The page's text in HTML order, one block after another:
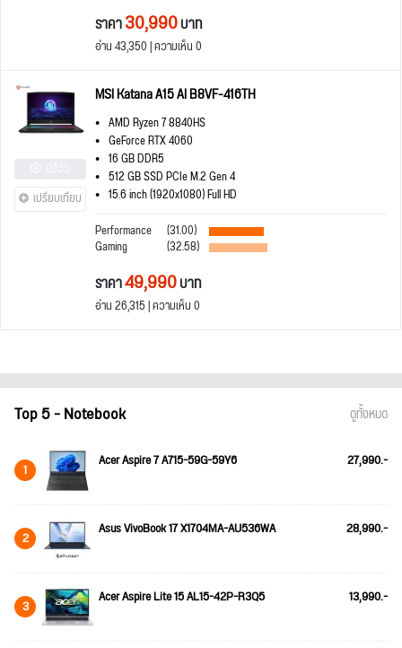
ราคา30,990บาท
อ่าน 43,350 | ความเห็น 0
เปรียบเทียบ
MSI Katana A15 AI B8VF-416TH
AMD Ryzen 7 8840HS
GeForce RTX 4060
16 GB DDR5
512 GB SSD PCIe M.2 Gen 4
15.6 inch (1920x1080) Full HD
Performance
(31.00)
Gaming (32.58)
ราคา49,990บาท
อ่าน 26,315 | ความเห็น 0
Top 5 - Notebook ดูทั้งหมด
1 Acer Aspire 7 A715-59G-59Y6 27,990.-
2 Asus VivoBook 17 X1704MA-AU536WA 28,990.-
3 Acer Aspire Lite 15 AL15-42P-R3Q5 13,990.-